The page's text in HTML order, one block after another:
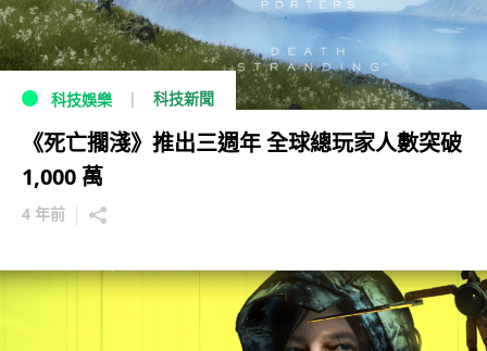
科技娛樂 科技新聞
《死亡擱淺》推出三週年 全球總玩家人數突破
1,000 萬
4 年前